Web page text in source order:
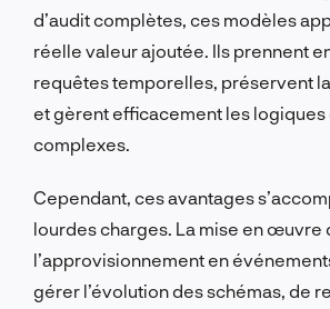
d’audit complètes, ces modèles
réelle valeur ajoutée. Ils prennent
requêtes temporelles, préservent
et gèrent efficacement les
complexes.
Cependant, ces avantages
lourdes charges. La mise en œuvre
l’approvisionnement en
gérer l’évolution des schémas, de